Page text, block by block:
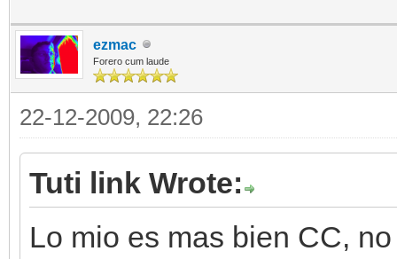
ezmac
Forero cum laude
22-12-2009, 22:26
Tuti link Wrote:
Lo mio es mas bien CC,